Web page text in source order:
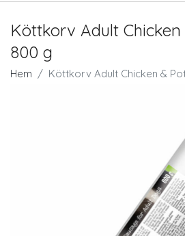
Köttkorv Adult
800 g
Hem Köttkorv Adult Chicken &